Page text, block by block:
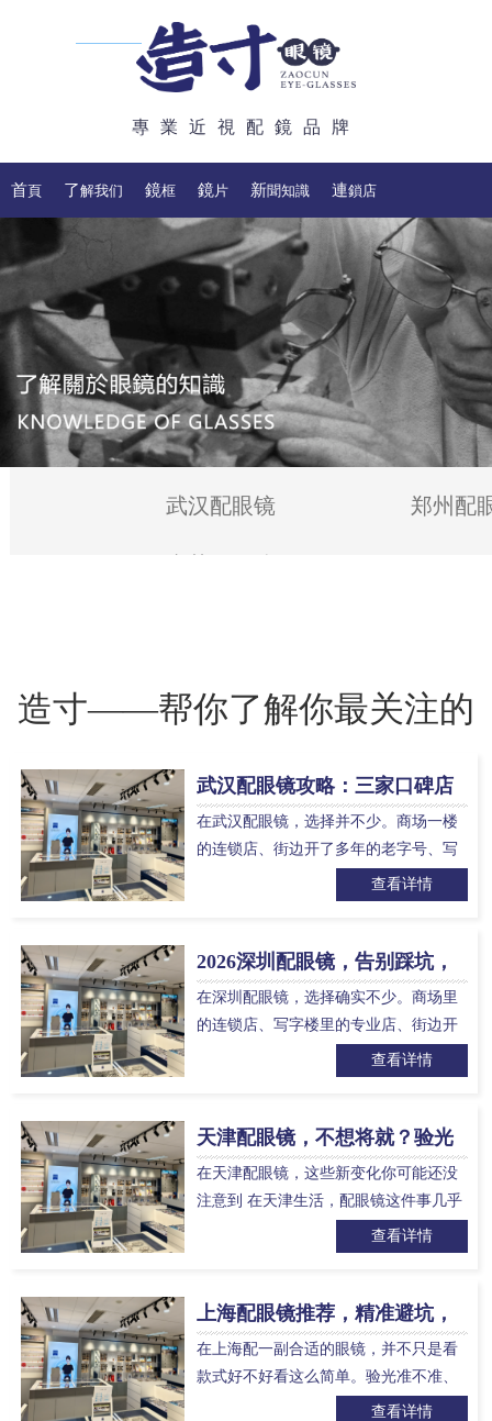
專業近視配鏡品牌
首頁 了解我们 鏡框 鏡片 新聞知識 連鎖店
武汉配眼镜 郑州配
造寸——帮你了解你最关注的
问题
武汉配眼镜攻略：三家口碑店
铺实测，这样配镜清晰又舒适
在武汉配眼镜，选择并不少。商场一楼
的连锁店、街边开了多年的老字号、写
字楼里的专业配镜机构，各有各的定
位。这篇文章从验光专业度、品牌授
查看详情
2026深圳配眼镜，告别踩坑，
精准选镜认准这几家
在深圳配眼镜，选择确实不少。商场里
的连锁店、写字楼里的专业店、街边开
了多年的老店，各有各的说法。根据身
边朋友的真实反馈和实地了解，我整理
查看详情
天津配眼镜，不想将就？验光
和镜片渠道是绕不开的两个重
点
在天津配眼镜，这些新变化你可能还没
注意到 在天津生活，配眼镜这件事几乎
每个人都会遇到。学生每天刷题上网
课，上班族从早到晚盯着电脑屏幕，老
查看详情
上海配眼镜推荐，精准避坑，
找到最适合你的专业之选
在上海配一副合适的眼镜，并不只是看
款式好不好看这么简单。验光准不准、
镜片靠不靠谱、价格合不合理、售后有
查看详情